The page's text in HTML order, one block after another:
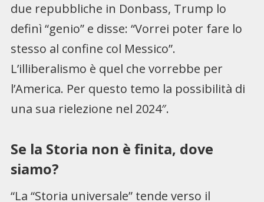
due repubbliche in Donbass, Trump lo
definì “genio” e disse: “Vorrei poter fare lo
stesso al confine col Messico”.
L’illiberalismo è quel che vorrebbe per
l’America. Per questo temo la possibilità di
una sua rielezione nel 2024″.
Se la Storia non è finita, dove
siamo?
“La “Storia universale” tende verso il